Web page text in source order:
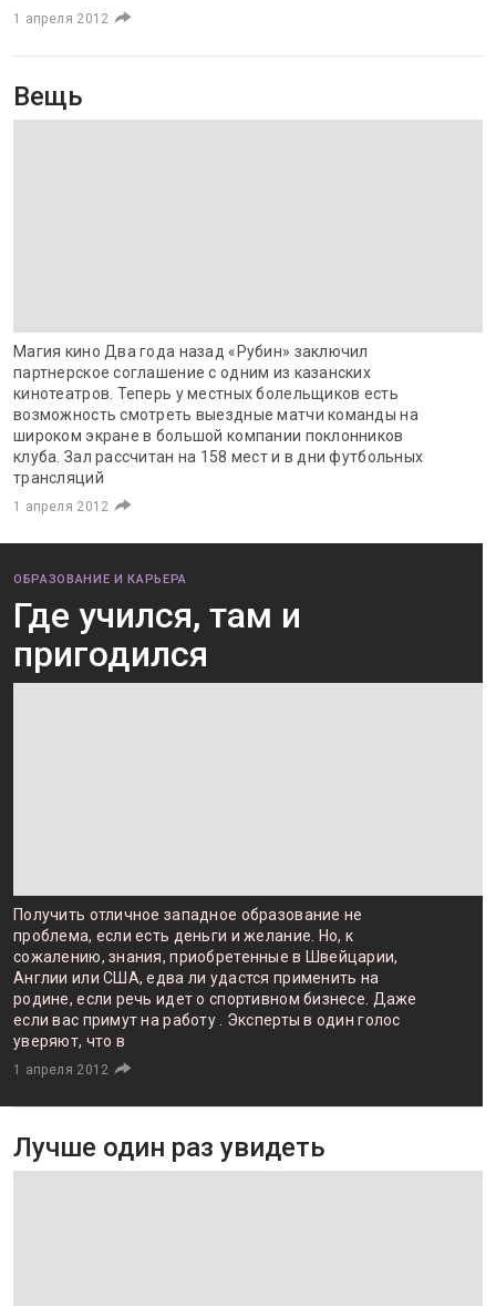
1 апреля 2012
Вещь
Магия кино Два года назад «Рубин» заключил
партнерское соглашение с одним из казанских
кинотеатров. Теперь у местных болельщиков есть
возможность смотреть выездные матчи команды на
широком экране в большой компании поклонников
клуба. Зал рассчитан на 158 мест и в дни футбольных
трансляций
1 апреля 2012
ОБРАЗОВАНИЕ И КАРЬЕРА
Где учился, там и
пригодился
Получить отличное западное образование не
проблема, если есть деньги и желание. Но, к
сожалению, знания, приобретенные в Швейцарии,
Англии или США, едва ли удастся применить на
родине, если речь идет о спортивном бизнесе. Даже
если вас примут на работу . Эксперты в один голос
уверяют, что в
1 апреля 2012
Лучше один раз увидеть